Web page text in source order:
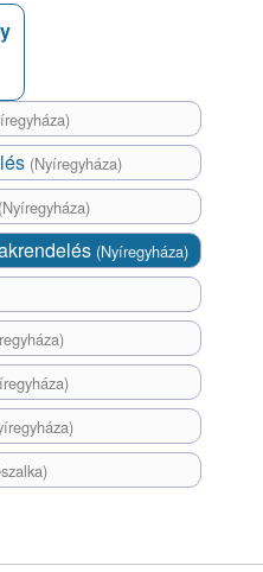
(Nyíregyháza)
(Nyíregyháza)
(Nyíregyháza)